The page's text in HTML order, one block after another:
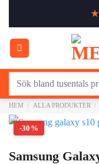
content
★
HEM / ALLA PRODUKTER /
-30%
Samsung